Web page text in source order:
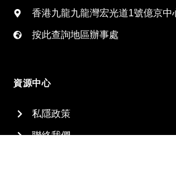
香港九龍九龍灣宏光道1號億京中
按此查詢地區辦事處
資源中心
私隱政策
聯絡我們